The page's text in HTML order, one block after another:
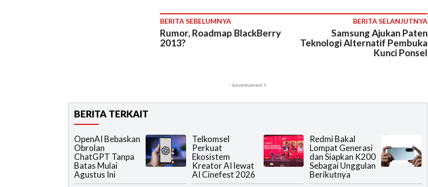
BERITA SEBELUMNYA
Rumor, Roadmap BlackBerry
2013?
BERITA SELANJUTNYA
Samsung Ajukan Paten
Teknologi Alternatif Pembuka
Kunci Ponsel
- Advertisement 1-
BERITA TERKAIT
OpenAI Bebaskan
Obrolan
ChatGPT Tanpa
Batas Mulai
Agustus Ini
Telkomsel
Perkuat
Ekosistem
Kreator AI lewat
AI Cinefest 2026
Redmi Bakal
Lompat Generasi
dan Siapkan K200
Sebagai Unggulan
Berikutnya